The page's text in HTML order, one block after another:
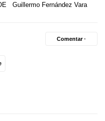
Guillermo Fernández Vara
Comentar ·